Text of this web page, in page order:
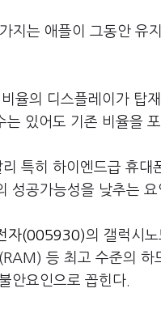
지는 애플이 그동안 유
율의 디스플레이가 탑
는 있어도 기존 비율을
특히 하이엔드급 휴
성공가능성을 낮추는 요
자(005930)의 갤럭시
등 최고 수준의 하
안요인으로 꼽힌다.